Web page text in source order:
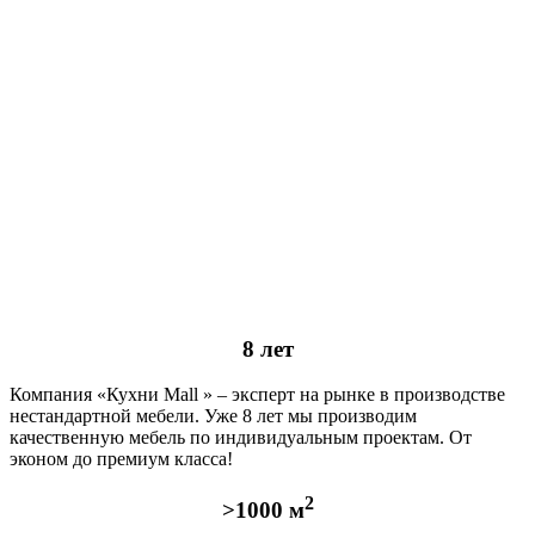
8 лет
Компания «Кухни Mall » – эксперт на рынке в производстве
нестандартной мебели. Уже 8 лет мы производим
качественную мебель по индивидуальным проектам. От
эконом до премиум класса!
>1000 м2